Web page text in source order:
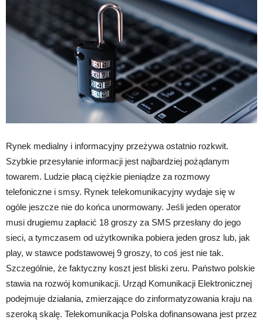
Rynek medialny i informacyjny przeżywa ostatnio rozkwit.
Szybkie przesyłanie informacji jest najbardziej pożądanym
towarem. Ludzie płacą ciężkie pieniądze za rozmowy
telefoniczne i smsy. Rynek telekomunikacyjny wydaje się w
ogóle jeszcze nie do końca unormowany. Jeśli jeden operator
musi drugiemu zapłacić 18 groszy za SMS przesłany do jego
sieci, a tymczasem od użytkownika pobiera jeden grosz lub, jak
play, w stawce podstawowej 9 groszy, to coś jest nie tak.
Szczególnie, że faktyczny koszt jest bliski zeru. Państwo polskie
stawia na rozwój komunikacji. Urząd Komunikacji Elektronicznej
podejmuje działania, zmierzające do zinformatyzowania kraju na
szeroką skalę. Telekomunikacja Polska dofinansowana jest przez